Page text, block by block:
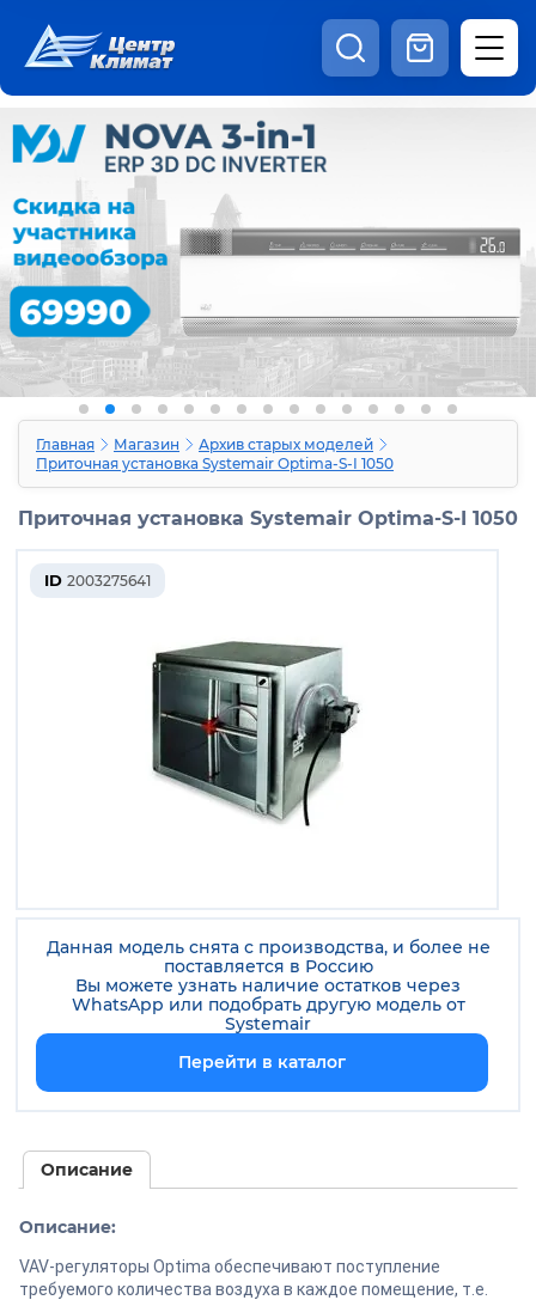
Каталог
Статьи
Наши работы Отзывы
Доставка и оплата Оферта
Контакты
8:00 - 20:00 Шоурум
Главная Магазин
Архив старых моделей
Приточная установка Systemair Optima-S-I 1050
Приточная установка Systemair Optima-S-I 1050
ID 2003275641
Данная модель снята с производства, и более не
поставляется в Россию
Вы можете узнать наличие остатков через
WhatsApp или подобрать другую модель от
Systemair
Перейти в каталог
Описание
Описание:
VAV-регуляторы Optima обеспечивают поступление
требуемого количества воздуха в каждое помещение, т.е.